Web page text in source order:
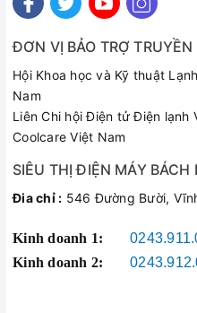
ĐƠN VỊ BẢO TRỢ TRUYỀN
Hội Khoa học và Kỹ thuật
Nam
Liên Chi hội Điện tử Điện lạnh
Coolcare Việt Nam
SIÊU THỊ ĐIỆN MÁY BÁCH
Đia chỉ : 546 Đường Bười,
Kinh doanh 1:
Kinh doanh 2: